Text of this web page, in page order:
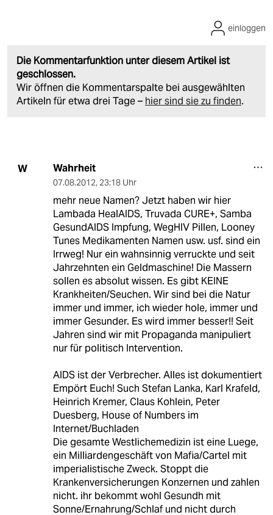
Die Kommentarfunktion unter diesem Artikel ist
geschlossen.
Wir öffnen die Kommentarspalte bei ausgewählten
Artikeln für etwa drei Tage – hier sind sie zu finden.
einloggen
W Wahrheit
07.08.2012, 23:18 Uhr
mehr neue Namen? Jetzt haben wir hier
Lambada HealAIDS, Truvada CURE+, Samba
GesundAIDS Impfung, WegHIV Pillen, Looney
Tunes Medikamenten Namen usw. usf. sind ein
Irrweg! Nur ein wahnsinnig verruckte und seit
Jahrzehnten ein Geldmaschine! Die Massern
sollen es absolut wissen. Es gibt KEINE
Krankheiten/Seuchen. Wir sind bei die Natur
immer und immer, ich wieder hole, immer und
immer Gesunder. Es wird immer besser!! Seit
Jahren sind wir mit Propaganda manipuliert
nur für politisch Intervention.
AIDS ist der Verbrecher. Alles ist dokumentiert
Empört Euch! Such Stefan Lanka, Karl Krafeld,
Heinrich Kremer, Claus Kohlein, Peter
Duesberg, House of Numbers im
Internet/Buchladen
Die gesamte Westlichemedizin ist eine Luege,
ein Milliardengeschäft von Mafia/Cartel mit
imperialistische Zweck. Stoppt die
Krankenversicherungen Konzernen und zahlen
nicht. ihr bekommt wohl Gesundh mit
Sonne/Ernahrung/Schlaf und nicht durch